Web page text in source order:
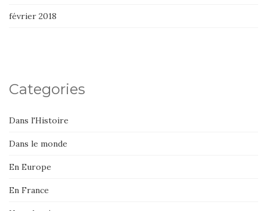
février 2018
Categories
Dans l'Histoire
Dans le monde
En Europe
En France